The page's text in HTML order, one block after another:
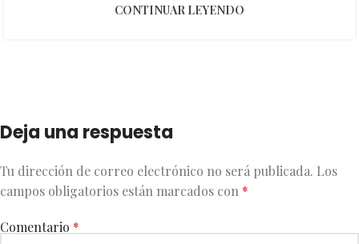
CONTINUAR LEYENDO
Deja una respuesta
Tu dirección de correo electrónico no será publicada. Los
campos obligatorios están marcados con *
Comentario *